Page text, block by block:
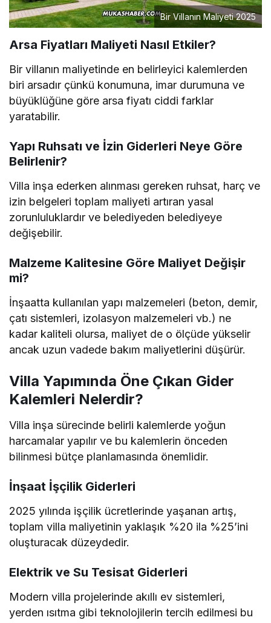
Bir Villanın Maliyeti 2025
Arsa Fiyatları Maliyeti Nasıl Etkiler?
Bir villanın maliyetinde en belirleyici kalemlerden
biri arsadır çünkü konumuna, imar durumuna ve
büyüklüğüne göre arsa fiyatı ciddi farklar
yaratabilir.
Yapı Ruhsatı ve İzin Giderleri Neye Göre
Belirlenir?
Villa inşa ederken alınması gereken ruhsat, harç ve
izin belgeleri toplam maliyeti artıran yasal
zorunluluklardır ve belediyeden belediyeye
değişebilir.
Malzeme Kalitesine Göre Maliyet Değişir
mi?
İnşaatta kullanılan yapı malzemeleri (beton, demir,
çatı sistemleri, izolasyon malzemeleri vb.) ne
kadar kaliteli olursa, maliyet de o ölçüde yükselir
ancak uzun vadede bakım maliyetlerini düşürür.
Villa Yapımında Öne Çıkan Gider
Kalemleri Nelerdir?
Villa inşa sürecinde belirli kalemlerde yoğun
harcamalar yapılır ve bu kalemlerin önceden
bilinmesi bütçe planlamasında önemlidir.
İnşaat İşçilik Giderleri
2025 yılında işçilik ücretlerinde yaşanan artış,
toplam villa maliyetinin yaklaşık %20 ila %25’ini
oluşturacak düzeydedir.
Elektrik ve Su Tesisat Giderleri
Modern villa projelerinde akıllı ev sistemleri,
yerden ısıtma gibi teknolojilerin tercih edilmesi bu